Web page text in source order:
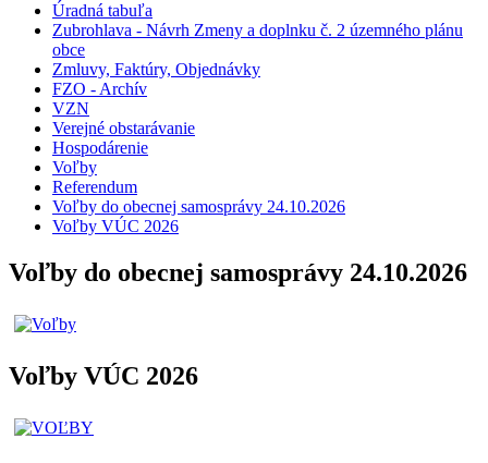
Úradná tabuľa
Zubrohlava - Návrh Zmeny a doplnku č. 2 územného plánu
obce
Zmluvy, Faktúry, Objednávky
FZO - Archív
VZN
Verejné obstarávanie
Hospodárenie
Voľby
Referendum
Voľby do obecnej samosprávy 24.10.2026
Voľby VÚC 2026
Voľby do obecnej samosprávy 24.10.2026
Voľby VÚC 2026